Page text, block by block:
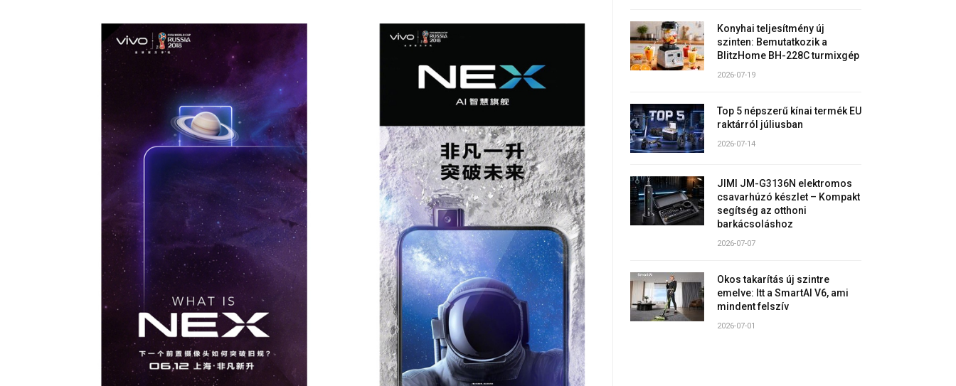
Konyhai teljesítmény új
szinten: Bemutatkozik a
BlitzHome BH-228C turmixgép
2026-07-19
Top 5 népszerű kínai termék EU
raktárról júliusban
2026-07-14
JIMI JM-G3136N elektromos
csavarhúzó készlet – Kompakt
segítség az otthoni
barkácsoláshoz
2026-07-07
Okos takarítás új szintre
emelve: Itt a SmartAI V6, ami
mindent felszív
2026-07-01